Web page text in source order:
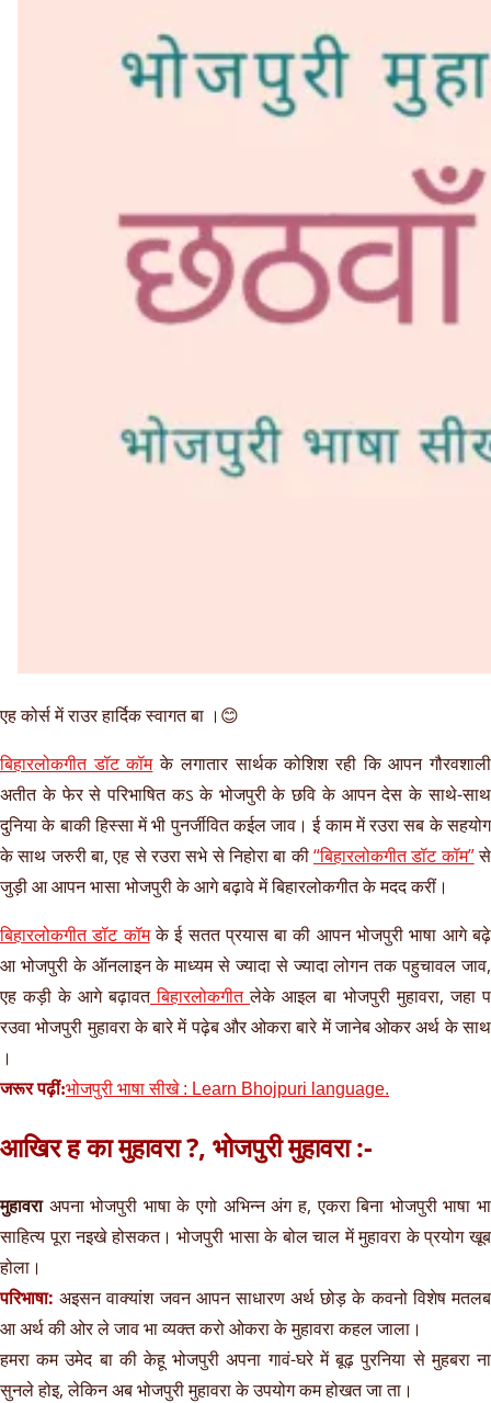
एह कोर्स में राउर हार्दिक स्वागत बा ।😊
बिहारलोकगीत डॉट कॉमके लगातार सार्थक कोशिश रही कि आपन गौरवशाली
अतीत के फेर से परिभाषित कऽ के भोजपुरी के छवि के आपन देस के साथे-साथ
दुनिया के बाकी हिस्सा में भी पुनर्जीवित कईल जाव। ई काम में रउरा सब के सहयोग
के साथ जरुरी बा, एह से रउरा सभे से निहोरा बा की“बिहारलोकगीत डॉट कॉम”से
जुड़ी आ आपन भासा भोजपुरी के आगे बढ़ावे में बिहारलोकगीत के मदद करीं।
बिहारलोकगीत डॉट कॉमके ई सतत प्रयास बा की आपन भोजपुरी भाषा आगे बढ़े
आ भोजपुरी के ऑनलाइन के माध्यम से ज्यादा से ज्यादा लोगन तक पहुचावल जाव,
एह कड़ी के आगे बढ़ावतबिहारलोकगीतलेके आइल बा भोजपुरी मुहावरा, जहा प
रउवा भोजपुरी मुहावरा के बारे में पढ़ेब और ओकरा बारे में जानेब ओकर अर्थ के साथ
।
जरूर पढ़ीं:भोजपुरी भाषा सीखे : Learn Bhojpuri language.
आखिर ह का मुहावरा ?, भोजपुरी मुहावरा :-
मुहावरा अपना भोजपुरी भाषा के एगो अभिन्न अंग ह, एकरा बिना भोजपुरी भाषा भा
साहित्य पूरा नइखे होसकत। भोजपुरी भासा के बोल चाल में मुहावरा के प्रयोग खूब
होला।
परिभाषा: अइसन वाक्यांश जवन आपन साधारण अर्थ छोड़ के कवनो विशेष मतलब
आ अर्थ की ओर ले जाव भा व्यक्त करो ओकरा के मुहावरा कहल जाला।
हमरा कम उमेद बा की केहू भोजपुरी अपना गावं-घरे में बूढ़ पुरनिया से मुहबरा ना
सुनले होइ, लेकिन अब भोजपुरी मुहावरा के उपयोग कम होखत जा ता।